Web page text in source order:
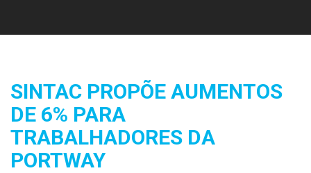
SINTAC PROPÕE AUMENTOS
DE 6% PARA
TRABALHADORES DA
PORTWAY